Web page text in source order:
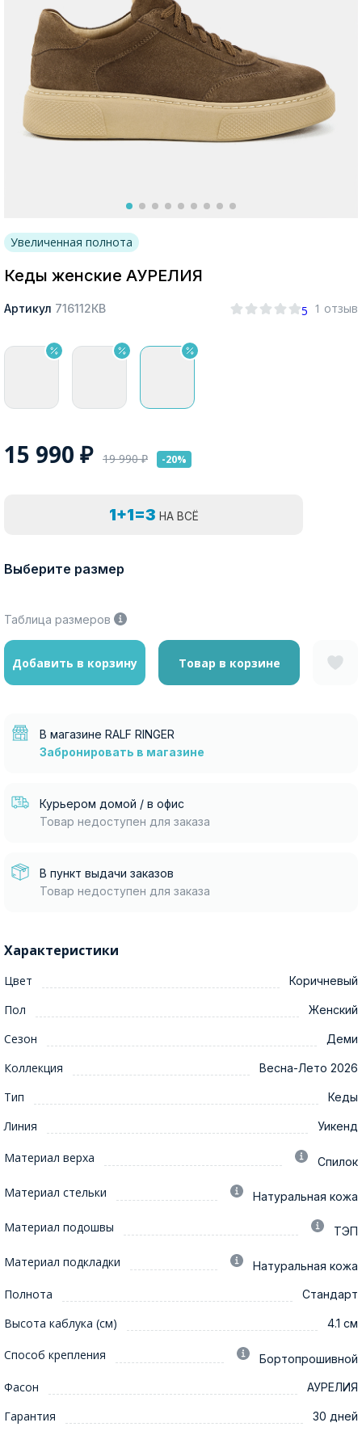
Москва
Покупателям
Увеличенная полнота
Кеды женские АУРЕЛИЯ
Артикул 716112КВ 5 1 отзыв
15 990 ₽ 19 990₽ -20%
1+1=3 НА ВСЁ
Выберите размер
Таблица размеров
Добавить в корзину Товар в корзине
В магазине RALF RINGER
Забронировать в магазине
Курьером домой / в офис
Товар недоступен для заказа
В пункт выдачи заказов
Товар недоступен для заказа
Характеристики
Цвет Коричневый
Пол Женский
Сезон Деми
Коллекция Весна-Лето 2026
Тип Кеды
Линия Уикенд
Материал верха Спилок
Материал стельки Натуральная кожа
Материал подошвы ТЭП
Материал подкладки Натуральная кожа
Полнота Стандарт
Высота каблука (см) 4.1 см
Способ крепления Бортопрошивной
Фасон АУРЕЛИЯ
Гарантия 30 дней